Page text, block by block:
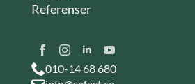
Referenser
010-14 68 680